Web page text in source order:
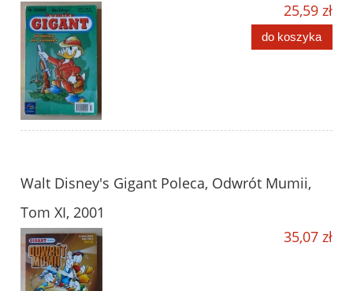
25,59 zł
do koszyka
Walt Disney's Gigant Poleca, Odwrót Mumii,
Tom XI, 2001
35,07 zł